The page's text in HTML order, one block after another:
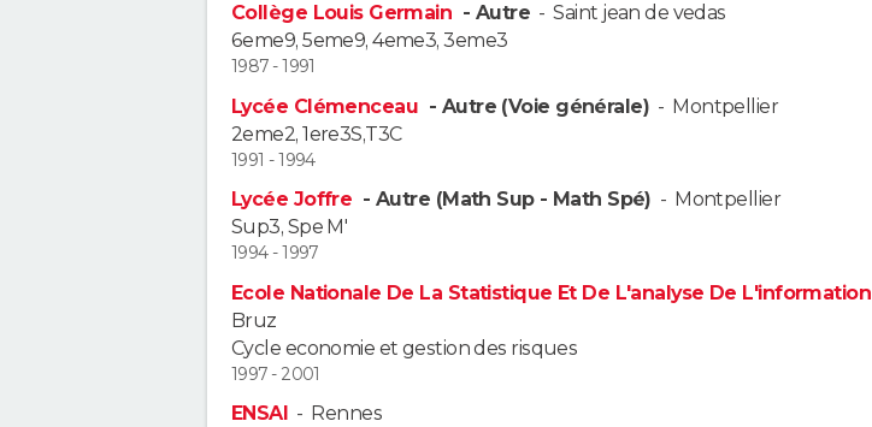
Collège Louis Germain - Autre -Saint jean de vedas
6eme9, 5eme9, 4eme3, 3eme3
1987 - 1991
Lycée Clémenceau - Autre (Voie générale) - Montpellier
2eme2, 1ere3S,T3C
1991 - 1994
Lycée Joffre - Autre (Math Sup - Math Spé) - Montpellier
Sup3, Spe M'
1994 - 1997
Ecole Nationale De La Statistique Et De L'analyse De L'information
Bruz
Cycle economie et gestion des risques
1997 - 2001
ENSAI - Rennes